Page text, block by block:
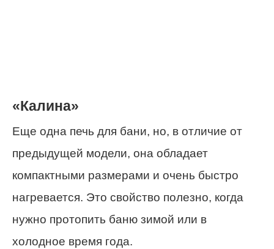
«Калина»
Еще одна печь для бани, но, в отличие от
предыдущей модели, она обладает
компактными размерами и очень быстро
нагревается. Это свойство полезно, когда
нужно протопить баню зимой или в
холодное время года.